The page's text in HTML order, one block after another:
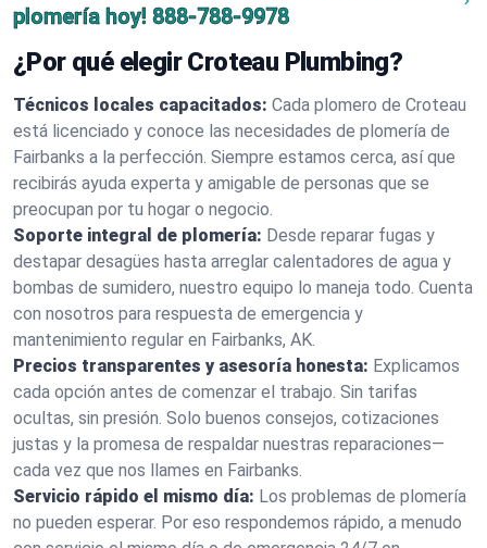
plomería hoy! 888-788-9978
¿Por qué elegir Croteau Plumbing?
Técnicos locales capacitados: Cada plomero de Croteau
está licenciado y conoce las necesidades de plomería de
Fairbanks a la perfección. Siempre estamos cerca, así que
recibirás ayuda experta y amigable de personas que se
preocupan por tu hogar o negocio.
Soporte integral de plomería: Desde reparar fugas y
destapar desagües hasta arreglar calentadores de agua y
bombas de sumidero, nuestro equipo lo maneja todo. Cuenta
con nosotros para respuesta de emergencia y
mantenimiento regular en Fairbanks, AK.
Precios transparentes y asesoría honesta: Explicamos
cada opción antes de comenzar el trabajo. Sin tarifas
ocultas, sin presión. Solo buenos consejos, cotizaciones
justas y la promesa de respaldar nuestras reparaciones—
cada vez que nos llames en Fairbanks.
Servicio rápido el mismo día: Los problemas de plomería
no pueden esperar. Por eso respondemos rápido, a menudo